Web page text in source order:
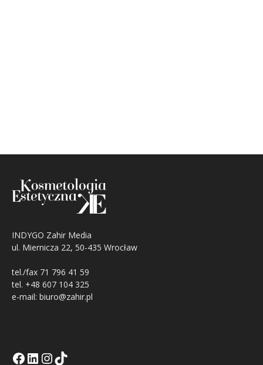
INDYGO Zahir Media
ul. Miernicza 22, 50-435 Wrocław
tel./fax 71 796 41 59
tel. +48 607 104 325
e-mail: biuro@zahir.pl
Facebook
LinkedIn
Tik Tok KEInstagramm KE